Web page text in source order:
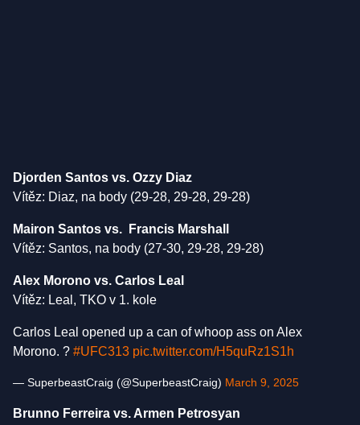
Djorden Santos vs. Ozzy Diaz
Vítěz: Diaz, na body (29-28, 29-28, 29-28)
Mairon Santos vs. Francis Marshall
Vítěz: Santos, na body (27-30, 29-28, 29-28)
Alex Morono vs. Carlos Leal
Vítěz: Leal, TKO v 1. kole
Carlos Leal opened up a can of whoop ass on Alex
Morono. ? #UFC313 pic.twitter.com/H5quRz1S1h
— SuperbeastCraig (@SuperbeastCraig) March 9, 2025
Brunno Ferreira vs. Armen Petrosyan